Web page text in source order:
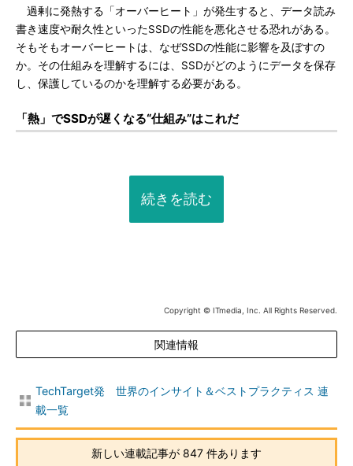
過剰に発熱する「オーバーヒート」が発生すると、データ読み
書き速度や耐久性といったSSDの性能を悪化させる恐れがある。
そもそもオーバーヒートは、なぜSSDの性能に影響を及ぼすの
か。その仕組みを理解するには、SSDがどのようにデータを保存
し、保護しているのかを理解する必要がある。
「熱」でSSDが遅くなる“仕組み”はこれだ
続きを読む
Copyright © ITmedia, Inc. All Rights Reserved.
関連情報
TechTarget発 世界のインサイト＆ベストプラクティス 連
載一覧
新しい連載記事が 847 件あります